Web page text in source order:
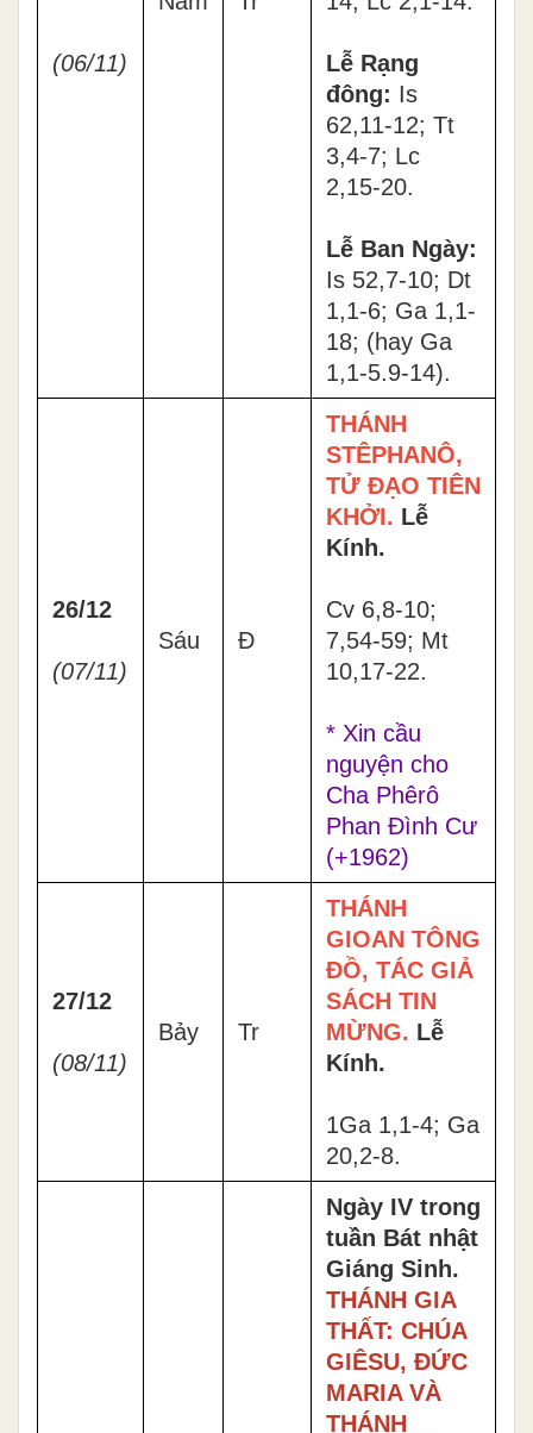
(06/11)
Lễ Rạng
đông: Is
62,11-12; Tt
3,4-7; Lc
2,15-20.
Lễ Ban Ngày:
Is 52,7-10; Dt
1,1-6; Ga 1,1-
18; (hay Ga
1,1-5.9-14).
26/12
(07/11)
Sáu Đ
THÁNH
STÊPHANÔ,
TỬ ĐẠO TIÊN
KHỞI. Lễ
Kính.
Cv 6,8-10;
7,54-59; Mt
10,17-22.
* Xin cầu
nguyện cho
Cha Phêrô
Phan Đình Cư
(+1962)
27/12
(08/11)
Bảy Tr
THÁNH
GIOAN TÔNG
ĐỒ, TÁC GIẢ
SÁCH TIN
MỪNG. Lễ
Kính.
1Ga 1,1-4; Ga
20,2-8.
Ngày IV trong
tuần Bát nhật
Giáng Sinh.
THÁNH GIA
THẤT: CHÚA
GIÊSU, ĐỨC
MARIA VÀ
THÁNH